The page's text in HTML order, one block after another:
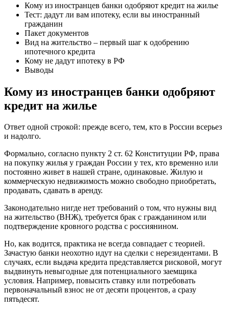
Кому из иностранцев банки одобряют кредит на жилье
Тест: дадут ли вам ипотеку, если вы иностранный
гражданин
Пакет документов
Вид на жительство – первый шаг к одобрению
ипотечного кредита
Кому не дадут ипотеку в РФ
Выводы
Кому из иностранцев банки одобряют
кредит на жилье
Ответ одной строкой: прежде всего, тем, кто в России всерьез
и надолго.
Формально, согласно пункту 2 ст. 62 Конституции РФ, права
на покупку жилья у граждан России у тех, кто временно или
постоянно живет в нашей стране, одинаковые. Жилую и
коммерческую недвижимость можно свободно приобретать,
продавать, сдавать в аренду.
Законодательно нигде нет требований о том, что нужны вид
на жительство (ВНЖ), требуется брак с гражданином или
подтверждение кровного родства с россиянином.
Но, как водится, практика не всегда совпадает с теорией.
Зачастую банки неохотно идут на сделки с нерезидентами. В
случаях, если выдача кредита представляется рисковой, могут
выдвинуть невыгодные для потенциального заемщика
условия. Например, повысить ставку или потребовать
первоначальный взнос не от десяти процентов, а сразу
пятьдесят.